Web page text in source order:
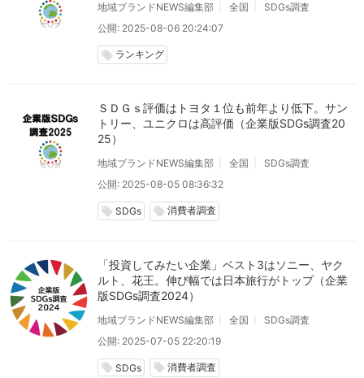
地域ブランドNEWS編集部 全国
SDGs調査
公開: 2025-08-06 20:24:07
local_offer ランキング
ＳＤＧｓ評価はトヨタ１位も前年より低下。サン
トリー、ユニクロは高評価（企業版SDGs調査20
25）
地域ブランドNEWS編集部 全国
SDGs調査
公開: 2025-08-05 08:36:32
local_offer SDGs local_offer 消費者調査
「投資してみたい企業」ベスト3はソニー、ヤク
ルト、花王。伸び幅では日本旅行がトップ（企業
版SDGs調査2024）
地域ブランドNEWS編集部 全国
SDGs調査
公開: 2025-07-05 22:20:19
local_offer SDGs local_offer 消費者調査